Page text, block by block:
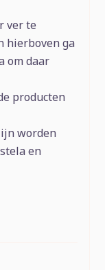
ver te
hierboven ga
om daar
producten
worden
en